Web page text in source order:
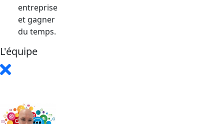
entreprise
et gagner
du temps.
L'équipe